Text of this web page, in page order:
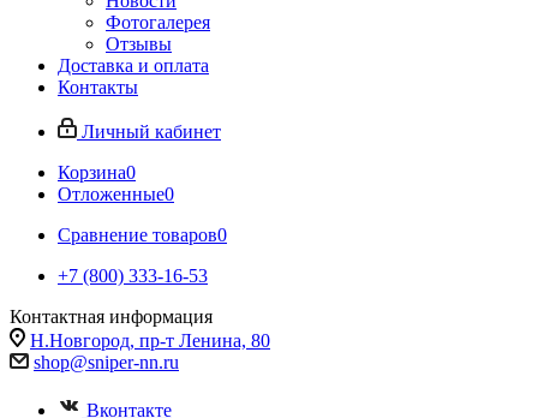
Фотогалерея
Отзывы
Доставка и оплата
Контакты
Личный кабинет
Корзина0
Отложенные0
Сравнение товаров0
+7 (800) 333-16-53
Контактная информация
Н.Новгород, пр-т Ленина, 80
shop@sniper-nn.ru
Вконтакте